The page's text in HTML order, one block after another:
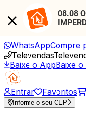
08.08
WhatsAppCompre
Televendas
Baixe o AppBaixe o
Entrar Favoritos
Informe o seu CEP